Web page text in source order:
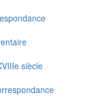
siècle